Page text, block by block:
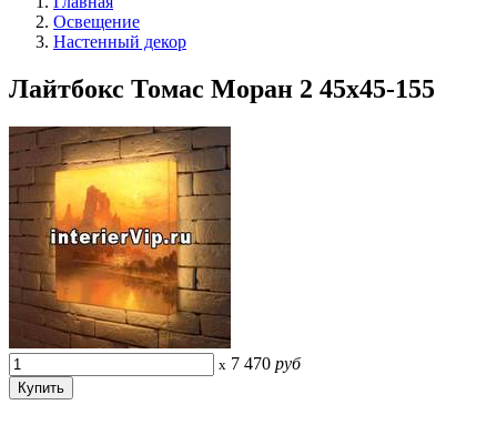
Освещение
Настенный декор
Лайтбокс Томас Моран 2 45x45-155
x 7 470 руб